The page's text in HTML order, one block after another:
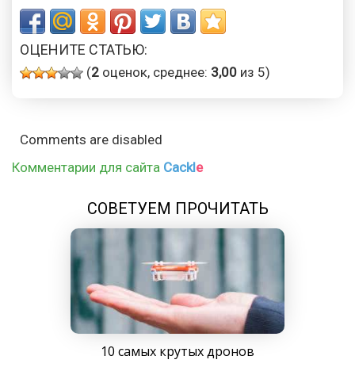
ОЦЕНИТЕ СТАТЬЮ:
(2 оценок, среднее: 3,00 из 5)
Comments are disabled
Комментарии для сайта Cackle
СОВЕТУЕМ ПРОЧИТАТЬ
10 самых крутых дронов